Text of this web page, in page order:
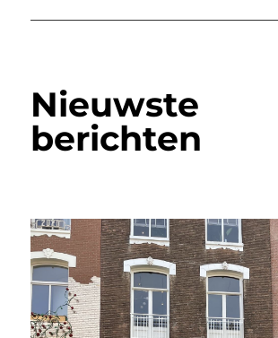
Nieuwste
berichten